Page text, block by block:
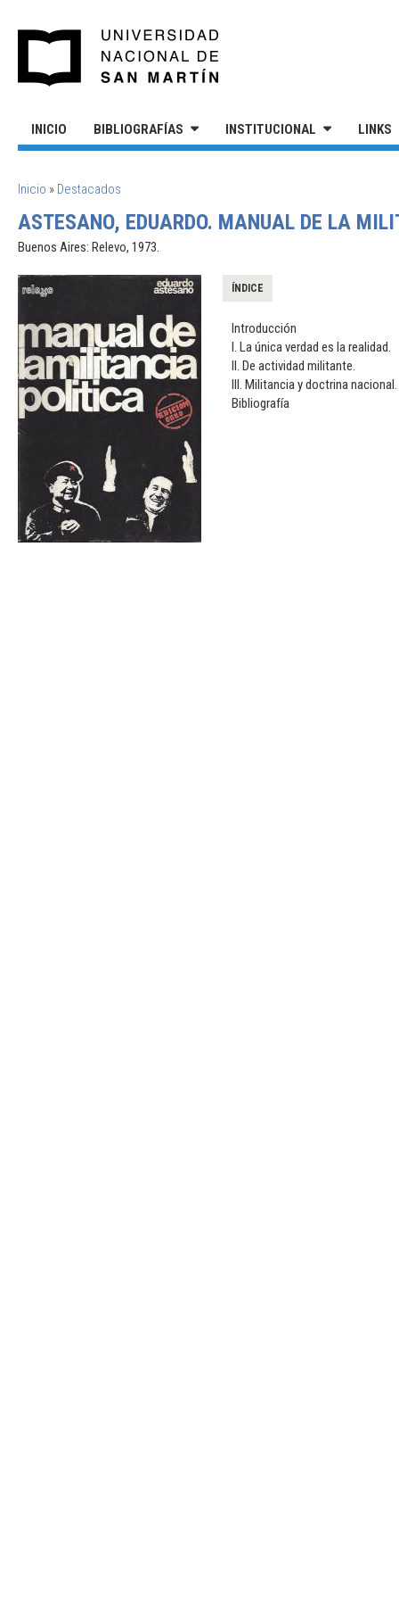
INICIO BIBLIOGRAFÍAS INSTITUCIONAL LINKS
SE ENCUENTRA USTED AQUÍ
Inicio » Destacados
ASTESANO, EDUARDO. MANUAL DE LA
Buenos Aires: Relevo, 1973.
ÍNDICE
Introducción
I. La única verdad es la realidad.
II. De actividad militante.
III. Militancia y doctrina nacional.
Bibliografía